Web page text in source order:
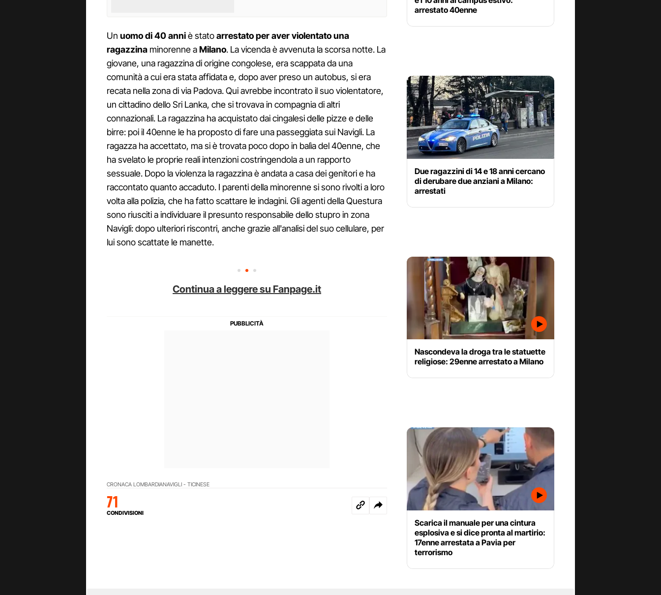
Un uomo di 40 anniè statoarrestato per aver violentato una
ragazzina minorenne aMilano. La vicenda è avvenuta la scorsa notte. La
giovane, una ragazzina di origine congolese, era scappata da una
comunità a cui era stata affidata e, dopo aver preso un autobus, si era
recata nella zona di via Padova. Qui avrebbe incontrato il suo violentatore,
un cittadino dello Sri Lanka, che si trovava in compagnia di altri
connazionali. La ragazzina ha acquistato dai cingalesi delle pizze e delle
birre: poi il 40enne le ha proposto di fare una passeggiata sui Navigli. La
ragazza ha accettato, ma si è trovata poco dopo in balìa del 40enne, che
ha svelato le proprie reali intenzioni costringendola a un rapporto
sessuale. Dopo la violenza la ragazzina è andata a casa dei genitori e ha
raccontato quanto accaduto. I parenti della minorenne si sono rivolti a loro
volta alla polizia, che ha fatto scattare le indagini. Gli agenti della Questura
sono riusciti a individuare il presunto responsabile dello stupro in zona
Navigli: dopo ulteriori riscontri, anche grazie all'analisi del suo cellulare, per
lui sono scattate le manette.
Continua a leggere su Fanpage.it
CRONACA LOMBARDIANAVIGLI - TICINESE
71
CONDIVISIONI
arrestato 40enne
Due ragazzini di 14 e 18 anni cercano
di derubare due anziani a Milano:
arrestati
Nascondeva la droga tra le statuette
religiose: 29enne arrestato a Milano
Scarica il manuale per una cintura
esplosiva e si dice pronta al martirio:
17enne arrestata a Pavia per
terrorismo